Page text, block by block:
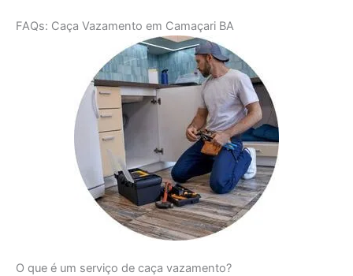
FAQs: Caça Vazamento em Camaçari BA
O que é um serviço de caça vazamento?